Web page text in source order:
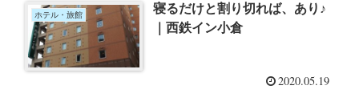
ホテル・旅館
寝るだけと割り切れば、あり♪
｜西鉄イン小倉
2020.05.19